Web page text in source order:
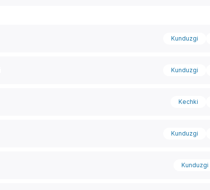
Kunduzgi
Kunduzgi
Kechki
Kunduzgi
Kunduzgi